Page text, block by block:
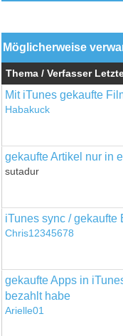
Möglicherweise
Thema / Verfasser
Mit iTunes gekaufte
Habakuck
gekaufte Artikel nur in
sutadur
iTunes sync / gekaufte
Chris12345678
gekaufte Apps in
bezahlt habe
Arielle01